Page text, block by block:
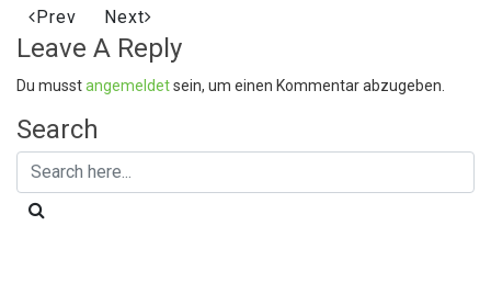
Prev Next
Leave A Reply
Du musstangemeldetsein, um einen Kommentar abzugeben.
Search